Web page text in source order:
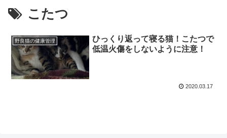
こたつ
野良猫の健康管理
ひっくり返って寝る猫！こたつで
低温火傷をしないように注意！
2020.03.17